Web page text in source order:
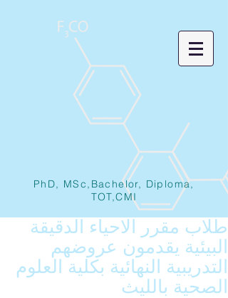
PhD, MSc,Bachelor, Diploma,
TOT,CMI
طلاب مقرر الاحياء الدقيقة
البيئية يقدمون عروضهم
التدريبية النهائية بكلية العلوم
الصحية بالليث